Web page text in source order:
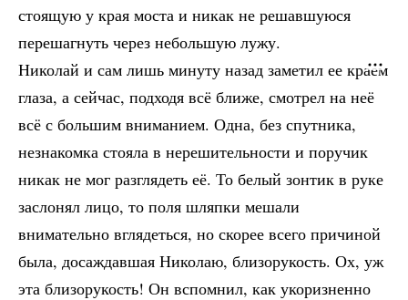
стоящую у края моста и никак не решавшуюся
перешагнуть через небольшую лужу.
Николай и сам лишь минуту назад заметил ее краем
глаза, а сейчас, подходя всё ближе, смотрел на неё
всё с большим вниманием. Одна, без спутника,
незнакомка стояла в нерешительности и поручик
никак не мог разглядеть её. То белый зонтик в руке
заслонял лицо, то поля шляпки мешали
внимательно вглядеться, но скорее всего причиной
была, досаждавшая Николаю, близорукость. Ох, уж
эта близорукость! Он вспомнил, как укоризненно